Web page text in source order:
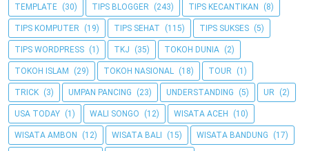
TEMPLATE (30) TIPS BLOGGER (243) TIPS KECANTIKAN (8)
TIPS KOMPUTER (19) TIPS SEHAT (115) TIPS SUKSES (5)
TIPS WORDPRESS (1) TKJ (35) TOKOH DUNIA (2)
TOKOH ISLAM (29) TOKOH NASIONAL (18) TOUR (1)
TRICK (3) UMPAN PANCING (23) UNDERSTANDING (5) UR (2)
USA TODAY (1) WALI SONGO (12) WISATA ACEH (10)
WISATA AMBON (12) WISATA BALI (15) WISATA BANDUNG (17)